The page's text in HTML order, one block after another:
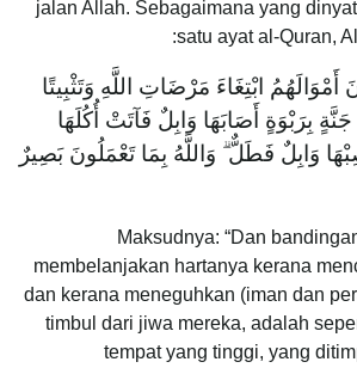
jalan Allah. Sebagaimana yang
satu ayat al-Quran,
ابْتِغَاءَ مَرْضَاتِ اللَّهِ وَتَثْبِيتًا
بِرَبْوَةٍ أَصَابَهَا وَابِلٌ فَآتَتْ أُكُلَهَا
وَابِلٌ فَطَلٌّ ۗ وَاللَّهُ بِمَا تَعْمَلُونَ بَصِيرٌ
Maksudnya: “Dan
membelanjakan hartanya kerana
dan kerana meneguhkan (iman dan
timbul dari jiwa mereka, adalah
tempat yang tinggi, yang